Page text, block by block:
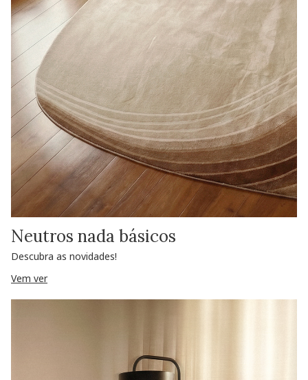
Neutros nada básicos
Descubra as novidades!
Vem ver